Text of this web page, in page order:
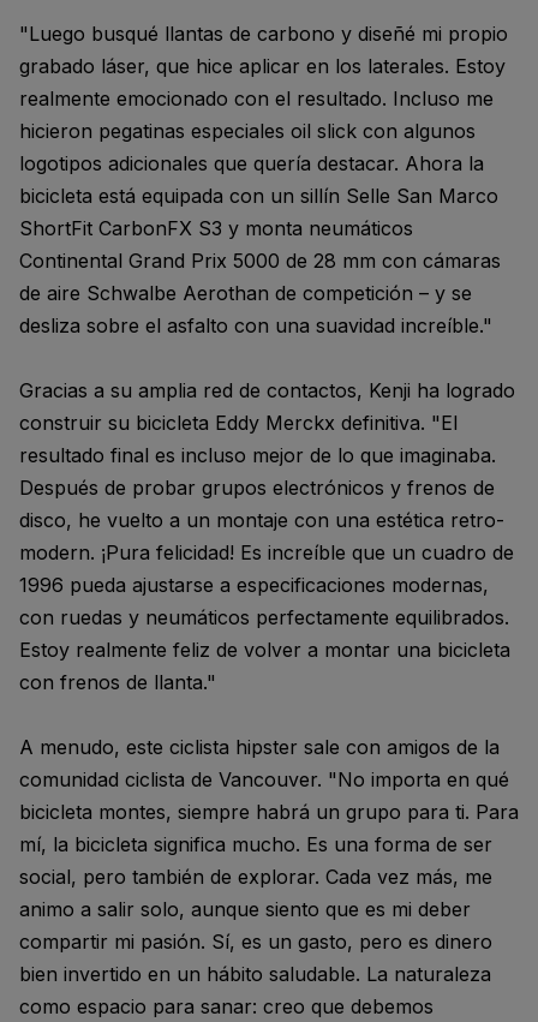
"Luego busqué llantas de carbono y diseñé mi propio
grabado láser, que hice aplicar en los laterales. Estoy
realmente emocionado con el resultado. Incluso me
hicieron pegatinas especiales oil slick con algunos
logotipos adicionales que quería destacar. Ahora la
bicicleta está equipada con un sillín Selle San Marco
ShortFit CarbonFX S3 y monta neumáticos
Continental Grand Prix 5000 de 28 mm con cámaras
de aire Schwalbe Aerothan de competición – y se
desliza sobre el asfalto con una suavidad increíble."
Gracias a su amplia red de contactos, Kenji ha logrado
construir su bicicleta Eddy Merckx definitiva. "El
resultado final es incluso mejor de lo que imaginaba.
Después de probar grupos electrónicos y frenos de
disco, he vuelto a un montaje con una estética retro-
modern. ¡Pura felicidad! Es increíble que un cuadro de
1996 pueda ajustarse a especificaciones modernas,
con ruedas y neumáticos perfectamente equilibrados.
Estoy realmente feliz de volver a montar una bicicleta
con frenos de llanta."
A menudo, este ciclista hipster sale con amigos de la
comunidad ciclista de Vancouver. "No importa en qué
bicicleta montes, siempre habrá un grupo para ti. Para
mí, la bicicleta significa mucho. Es una forma de ser
social, pero también de explorar. Cada vez más, me
animo a salir solo, aunque siento que es mi deber
compartir mi pasión. Sí, es un gasto, pero es dinero
bien invertido en un hábito saludable. La naturaleza
como espacio para sanar: creo que debemos